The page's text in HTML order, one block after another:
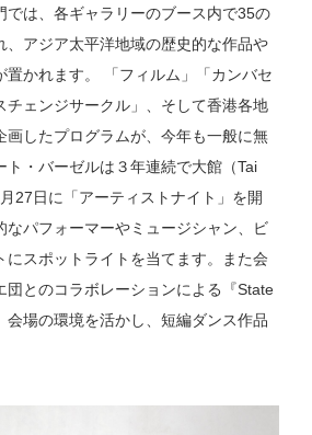
では、各ギャラリーのブース内で35の
、アジア太平洋地域の歴史的な作品や
置かれます。 「フィルム」「カンバセ
チェンジサークル」、そして香港各地
画したプログラムが、今年も一般に無
ト・バーゼルは３年連続で大館（Tai
27日に「アーティストナイト」を開
なパフォーマーやミュージシャン、ビ
にスポットライトを当てます。また会
団とのコラボレーションによる『State
会場の環境を活かし、短編ダンス作品